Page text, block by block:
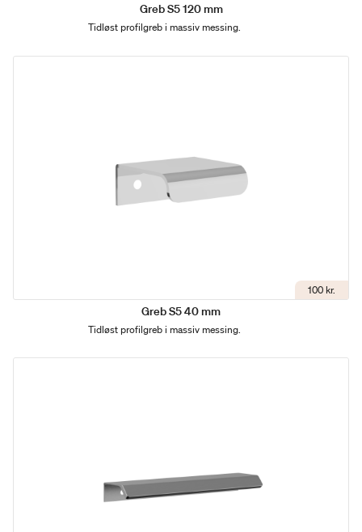
Greb S5 120 mm
Tidløst profilgreb i massiv messing.
100 kr.
Greb S5 40 mm
Tidløst profilgreb i massiv messing.